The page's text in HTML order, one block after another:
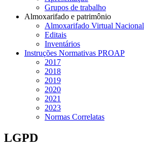
Grupos de trabalho
Almoxarifado e patrimônio
Almoxarifado Virtual Nacional
Editais
Inventários
Instruções Normativas PROAP
2017
2018
2019
2020
2021
2023
Normas Correlatas
LGPD